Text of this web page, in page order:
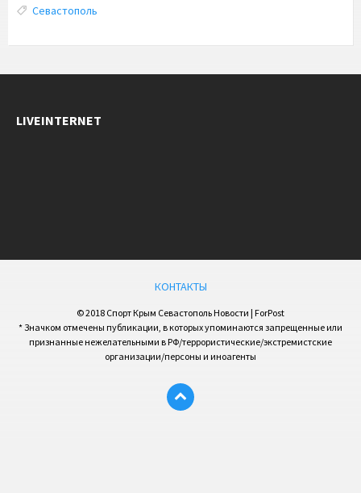
Tags:
Севастополь
LIVEINTERNET
КОНТАКТЫ
© 2018 Спорт Крым Севастополь Новости | ForPost
* Значком отмечены публикации, в которых упоминаются запрещенные или
признанные нежелательными в РФ/террористические/экстремистские
организации/персоны и иноагенты